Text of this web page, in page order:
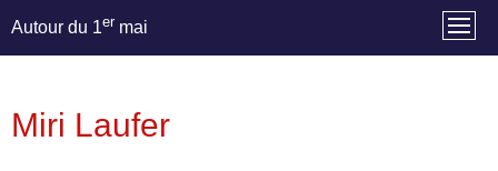
Autour du 1er mai
Miri Laufer